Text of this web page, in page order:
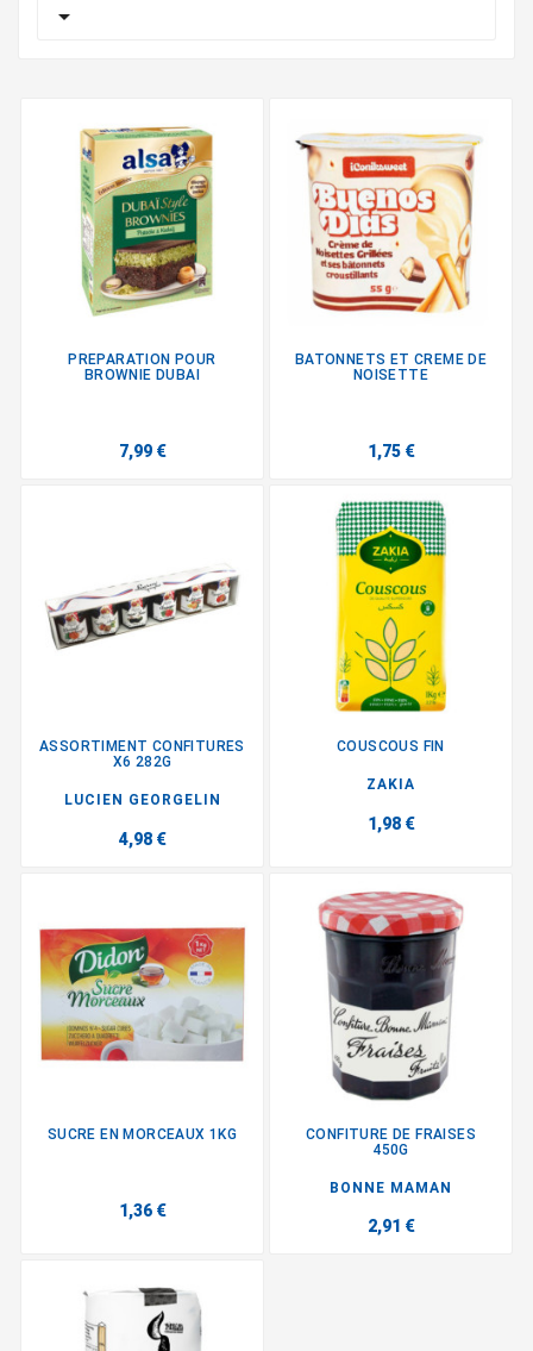

PREPARATION POUR
BROWNIE DUBAI
7,99 €
BATONNETS ET CREME DE
NOISETTE
1,75 €
ASSORTIMENT CONFITURES
X6 282G
LUCIEN GEORGELIN
4,98 €
COUSCOUS FIN
ZAKIA
1,98 €
SUCRE EN MORCEAUX 1KG
1,36 €
CONFITURE DE FRAISES
450G
BONNE MAMAN
2,91 €